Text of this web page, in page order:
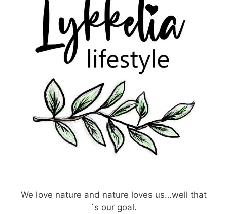
We love nature and nature loves us…well that
´s our goal.